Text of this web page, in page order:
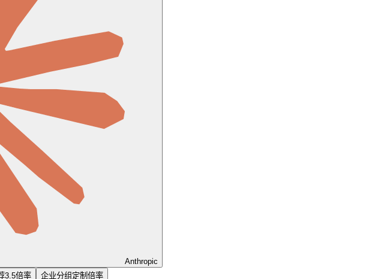
Anthropic
3.5倍率 企业分组 定制倍率